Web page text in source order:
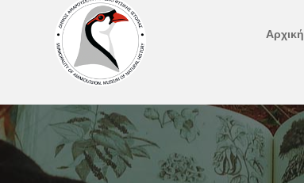
περιεχόμενο
Αρχική